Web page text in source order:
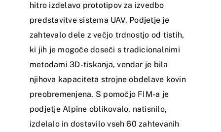
hitro izdelavo prototipov za izvedbo
predstavitve sistema UAV. Podjetje je
zahtevalo dele z večjo trdnostjo od tistih,
ki jih je mogoče doseči s tradicionalnimi
metodami 3D-tiskanja, vendar je bila
njihova kapaciteta strojne obdelave kovin
preobremenjena. S pomočjo FIM-a je
podjetje Alpine oblikovalo, natisnilo,
izdelalo in dostavilo vseh 60 zahtevanih